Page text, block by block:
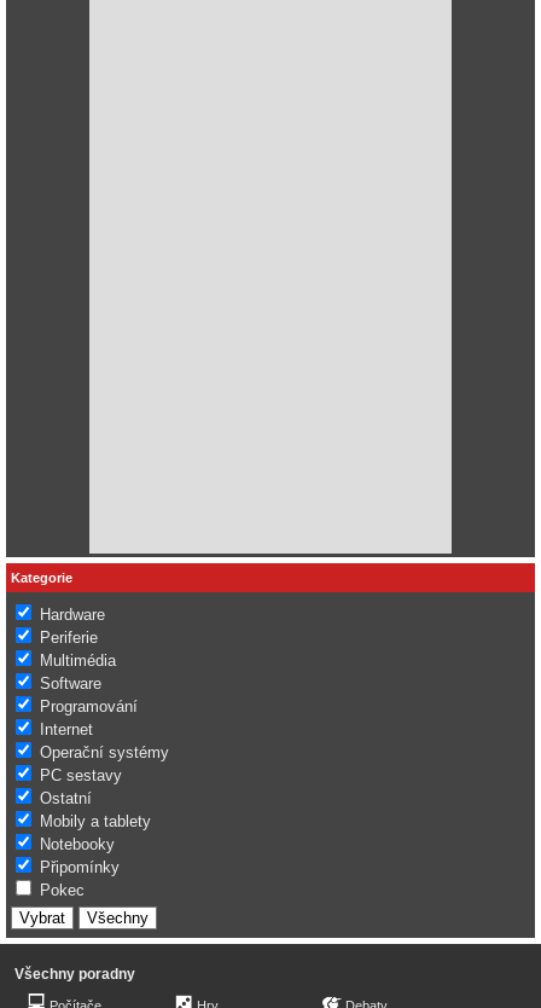
Kategorie
Hardware
Periferie
Multimédia
Software
Programování
Internet
Operační systémy
PC sestavy
Ostatní
Mobily a tablety
Notebooky
Připomínky
Pokec
Všechny poradny